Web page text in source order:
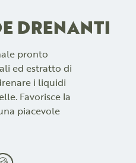
DRENANTI
pronto
ed estratto di
i liquidi
Favorisce la
piacevole